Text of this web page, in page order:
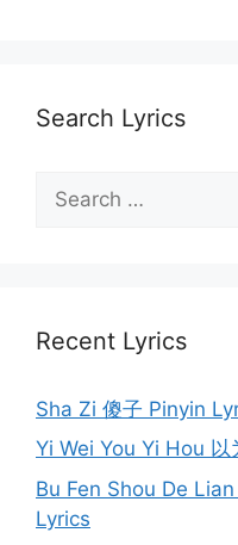
Search Lyrics
for:
Recent Lyrics
Sha Zi 傻子 Pinyin
Yi Wei You Yi Hou
Bu Fen Shou De
Lyrics